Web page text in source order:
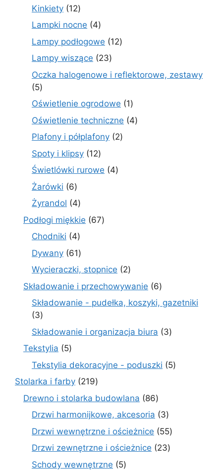
Kinkiety 1212
produktów
Lampki nocne 44
produkty
Lampy podłogowe 1212
Lampy wiszące 2323
produkty
Oczka halogenowe i reflektorowe, zestawy
55
produktów
Oświetlenie ogrodowe 11
produkt
Oświetlenie techniczne 44
Plafony i półplafony 22
Spoty i klipsy 1212
produktów
Świetlówki rurowe 44
Żarówki 66
produktów
Żyrandol 44
produkty
Podłogi miękkie 6767
Chodniki 44
produkty
Dywany 6161
produktów
Wycieraczki, stopnice 22
produkty
Składowanie i przechowywanie 66
produktów
Składowanie - pudełka, koszyki, gazetniki
33
produkty
Składowanie i organizacja biura 33
Tekstylia 55
produktów
Tekstylia dekoracyjne - poduszki 55
Stolarka i farby 219219
produktów
Drewno i stolarka budowlana 8686
produktów
Drzwi harmonijkowe, akcesoria 33
produkty
Drzwi wewnętrzne i ościeżnice 5555
produktów
Drzwi zewnętrzne i ościeżnice 2323
Schody wewnętrzne 55